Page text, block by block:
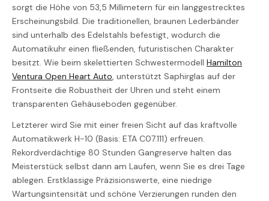
sorgt die Höhe von 53,5 Millimetern für ein langgestrecktes
Erscheinungsbild. Die traditionellen, braunen Lederbänder
sind unterhalb des Edelstahls befestigt, wodurch die
Automatikuhr einen fließenden, futuristischen Charakter
besitzt. Wie beim skelettierten Schwestermodell Hamilton
Ventura Open Heart Auto, unterstützt Saphirglas auf der
Frontseite die Robustheit der Uhren und steht einem
transparenten Gehäuseboden gegenüber.
Letzterer wird Sie mit einer freien Sicht auf das kraftvolle
Automatikwerk H-10 (Basis: ETA C07.111) erfreuen.
Rekordverdächtige 80 Stunden Gangreserve halten das
Meisterstück selbst dann am Laufen, wenn Sie es drei Tage
ablegen. Erstklassige Präzisionswerte, eine niedrige
Wartungsintensität und schöne Verzierungen runden den